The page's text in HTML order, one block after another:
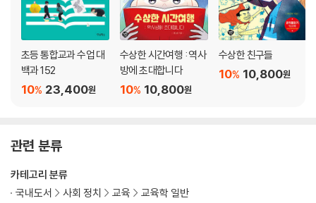
〈24〉 4D 프레임을 활용해 물을 모으는 장치를 만들어요
〈25〉 간이 정수기를 만들어 물을 깨끗하게 정수해요
[3장] 교실 속 생태 환경 수업 아이디어 - 수학 교과 연계
〈26〉 고구마를 캐서 무게를 재고 소수의 덧셈을 해요
〈29〉 인터넷 지도를 활용해 촌락과 도시의 환경을 비교해요
초등 통합교과 수업 대
백과 152
23,400원
10%
수상한 시간여행 : 역사
방에 초대합니다
10,800원
10%
수상한 친구들
10,800원
10%
관련 분류
카테고리 분류
국내도서
사회 정치 교육 교육학 일반